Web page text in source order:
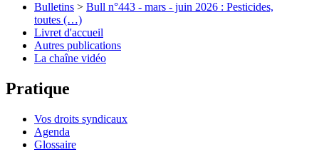
Bulletins > Bull n°443 - mars - juin 2026 : Pesticides,
toutes (…)
Livret d'accueil
Autres publications
La chaîne vidéo
Pratique
Vos droits syndicaux
Agenda
Glossaire